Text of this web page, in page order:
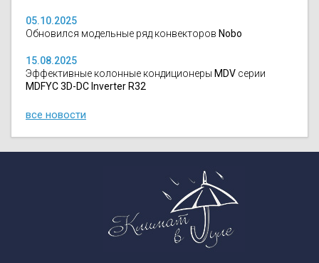
05.10.2025
Обновился модельные ряд конвекторов Nobo
15.08.2025
Эффективные колонные кондиционеры MDV серии
MDFYC 3D-DC Inverter R32
все новости